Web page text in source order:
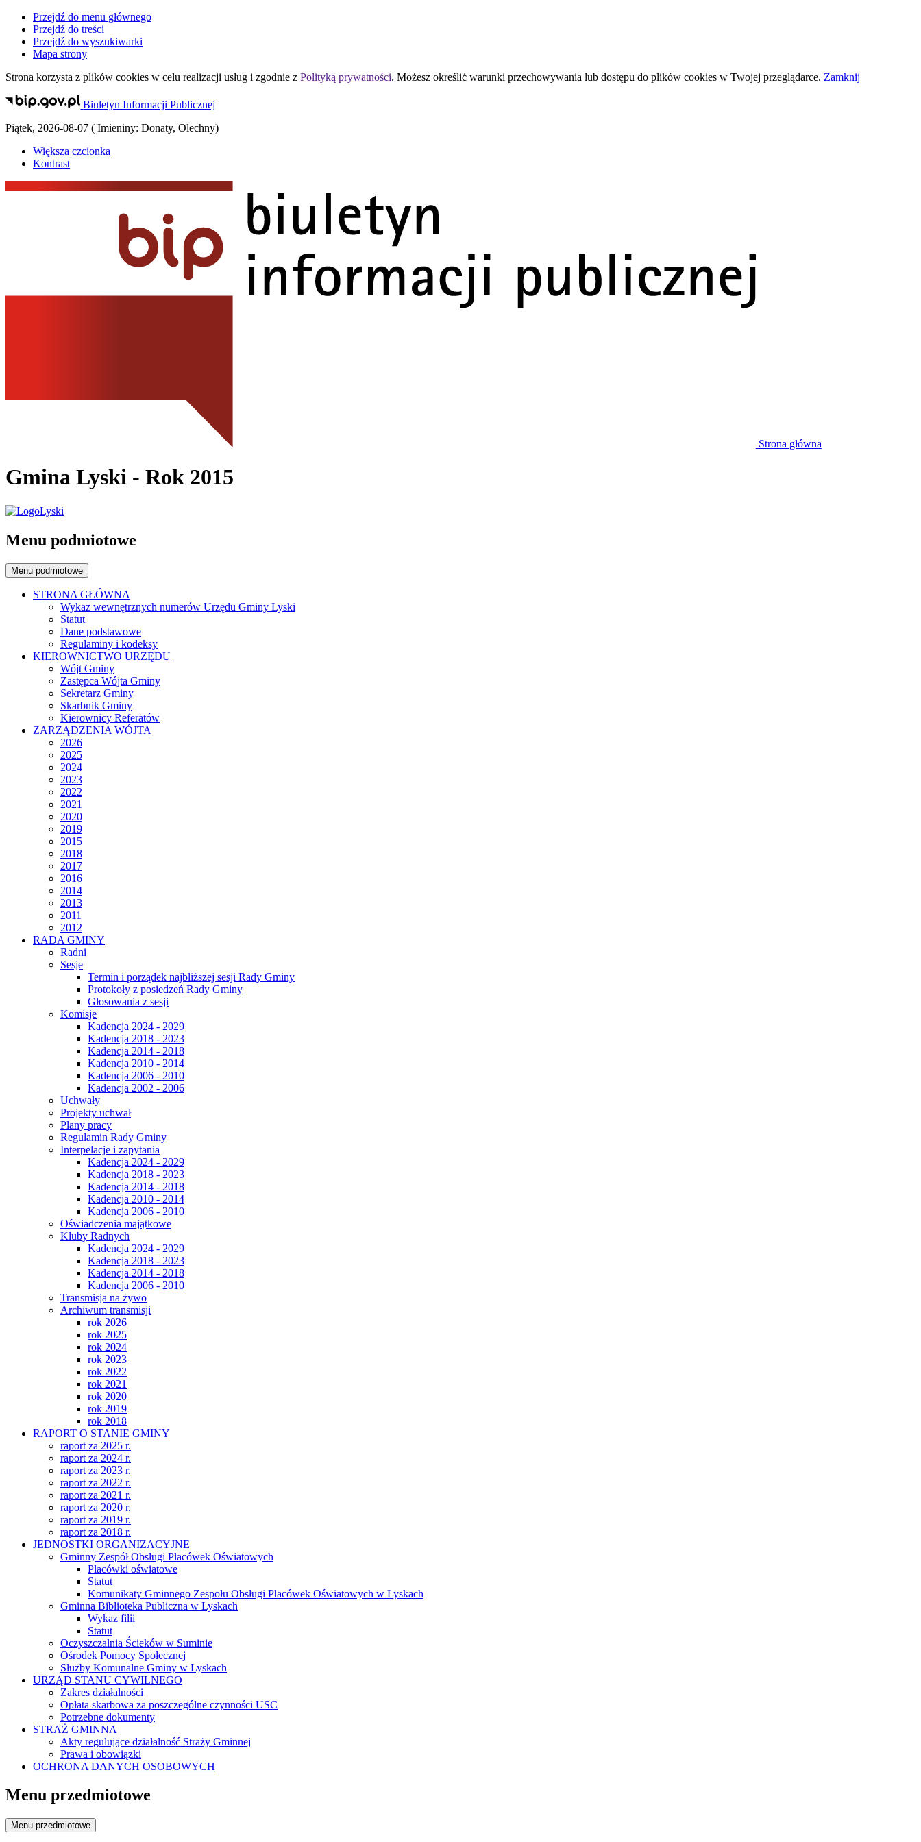
Przejdź do menu głównego
Przejdź do treści
Przejdź do wyszukiwarki
Mapa strony
Strona korzysta z plików cookies w celu realizacji usług i zgodnie z Polityką prywatności. Możesz określić warunki przechowywania lub dostępu do plików cookies w Twojej przeglądarce. Zamknij
Biuletyn Informacji Publicznej
Piątek, 2026-08-07 ( Imieniny: Donaty, Olechny)
Większa czcionka
Kontrast
Strona główna
Gmina Lyski - Rok 2015
Menu podmiotowe
Menu podmiotowe
STRONA GŁÓWNA
Wykaz wewnętrznych numerów Urzędu Gminy Lyski
Statut
Dane podstawowe
Regulaminy i kodeksy
KIEROWNICTWO URZĘDU
Wójt Gminy
Zastępca Wójta Gminy
Sekretarz Gminy
Skarbnik Gminy
Kierownicy Referatów
ZARZĄDZENIA WÓJTA
2026
2025
2024
2023
2022
2021
2020
2019
2015
2018
2017
2016
2014
2013
2011
2012
RADA GMINY
Radni
Sesje
Termin i porządek najbliższej sesji Rady Gminy
Protokoły z posiedzeń Rady Gminy
Głosowania z sesji
Komisje
Kadencja 2024 - 2029
Kadencja 2018 - 2023
Kadencja 2014 - 2018
Kadencja 2010 - 2014
Kadencja 2006 - 2010
Kadencja 2002 - 2006
Uchwały
Projekty uchwał
Plany pracy
Regulamin Rady Gminy
Interpelacje i zapytania
Kadencja 2024 - 2029
Kadencja 2018 - 2023
Kadencja 2014 - 2018
Kadencja 2010 - 2014
Kadencja 2006 - 2010
Oświadczenia majątkowe
Kluby Radnych
Kadencja 2024 - 2029
Kadencja 2018 - 2023
Kadencja 2014 - 2018
Kadencja 2006 - 2010
Transmisja na żywo
Archiwum transmisji
rok 2026
rok 2025
rok 2024
rok 2023
rok 2022
rok 2021
rok 2020
rok 2019
rok 2018
RAPORT O STANIE GMINY
raport za 2025 r.
raport za 2024 r.
raport za 2023 r.
raport za 2022 r.
raport za 2021 r.
raport za 2020 r.
raport za 2019 r.
raport za 2018 r.
JEDNOSTKI ORGANIZACYJNE
Gminny Zespół Obsługi Placówek Oświatowych
Placówki oświatowe
Statut
Komunikaty Gminnego Zespołu Obsługi Placówek Oświatowych w Lyskach
Gminna Biblioteka Publiczna w Lyskach
Wykaz filii
Statut
Oczyszczalnia Ścieków w Suminie
Ośrodek Pomocy Społecznej
Służby Komunalne Gminy w Lyskach
URZĄD STANU CYWILNEGO
Zakres działalności
Opłata skarbowa za poszczególne czynności USC
Potrzebne dokumenty
STRAŻ GMINNA
Akty regulujące działalność Straży Gminnej
Prawa i obowiązki
OCHRONA DANYCH OSOBOWYCH
Menu przedmiotowe
Menu przedmiotowe